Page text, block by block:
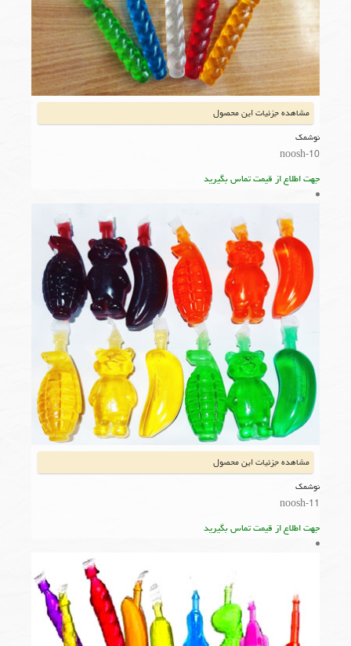
مشاهده جزئیات این محصول
نوشمک
noosh-10
جهت اطلاع از قیمت تماس بگیرید
مشاهده جزئیات این محصول
نوشمک
noosh-11
جهت اطلاع از قیمت تماس بگیرید